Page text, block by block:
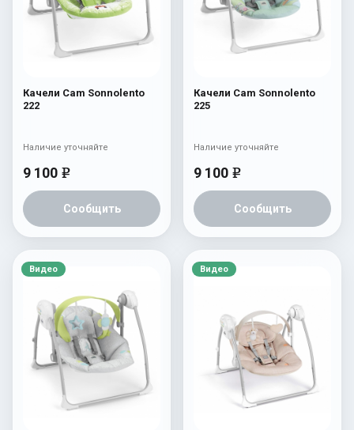
Качели Cam Sonnolento
222
9 100 e
Сообщить
Наличие уточняйте
Качели Cam Sonnolento
225
9 100 e
Сообщить
Наличие уточняйте
Видео Видео